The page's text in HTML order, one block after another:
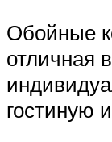
Обойные
отличная
гостиную